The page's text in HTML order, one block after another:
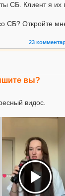
СБ. Клиент я их
СБ? Откройте
23
вы?
видос.